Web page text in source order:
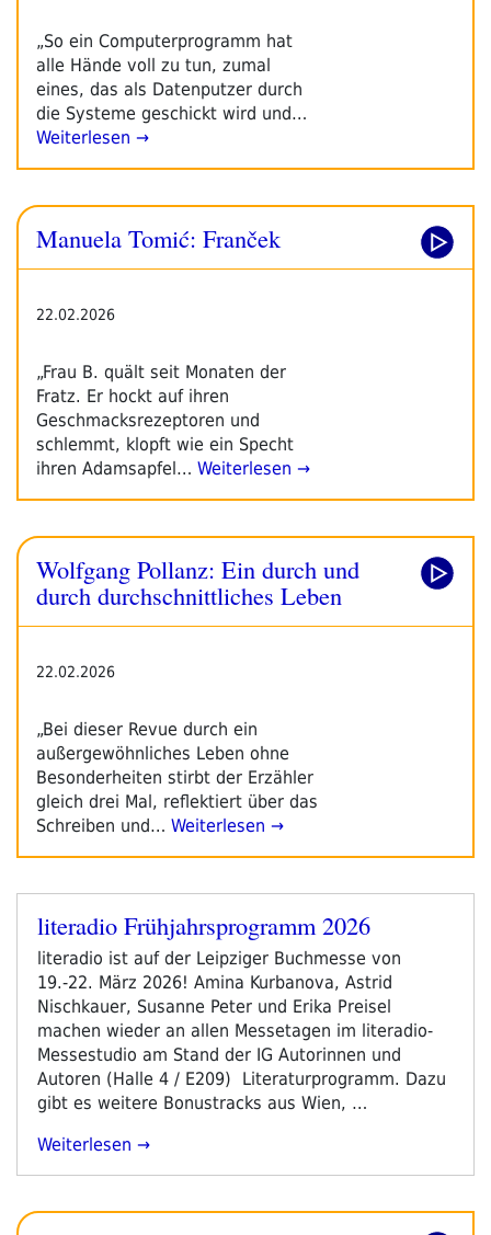
„So ein Computerprogramm hat
alle Hände voll zu tun, zumal
eines, das als Datenputzer durch
die Systeme geschickt wird und…
Weiterlesen →
Manuela Tomić: Franček
22.02.2026
„Frau B. quält seit Monaten der
Fratz. Er hockt auf ihren
Geschmacksrezeptoren und
schlemmt, klopft wie ein Specht
ihren Adamsapfel… Weiterlesen →
Wolfgang Pollanz: Ein durch und
durch durchschnittliches Leben
22.02.2026
„Bei dieser Revue durch ein
außergewöhnliches Leben ohne
Besonderheiten stirbt der Erzähler
gleich drei Mal, reflektiert über das
Schreiben und… Weiterlesen →
Veröffentlicht
literadio Frühjahrsprogramm 2026
literadio ist auf der Leipziger Buchmesse von
19.-22. März 2026! Amina Kurbanova, Astrid
Nischkauer, Susanne Peter und Erika Preisel
machen wieder an allen Messetagen im literadio-
Messestudio am Stand der IG Autorinnen und
Autoren (Halle 4 / E209) Literaturprogramm. Dazu
gibt es weitere Bonustracks aus Wien, …
„literadio
Weiterlesen